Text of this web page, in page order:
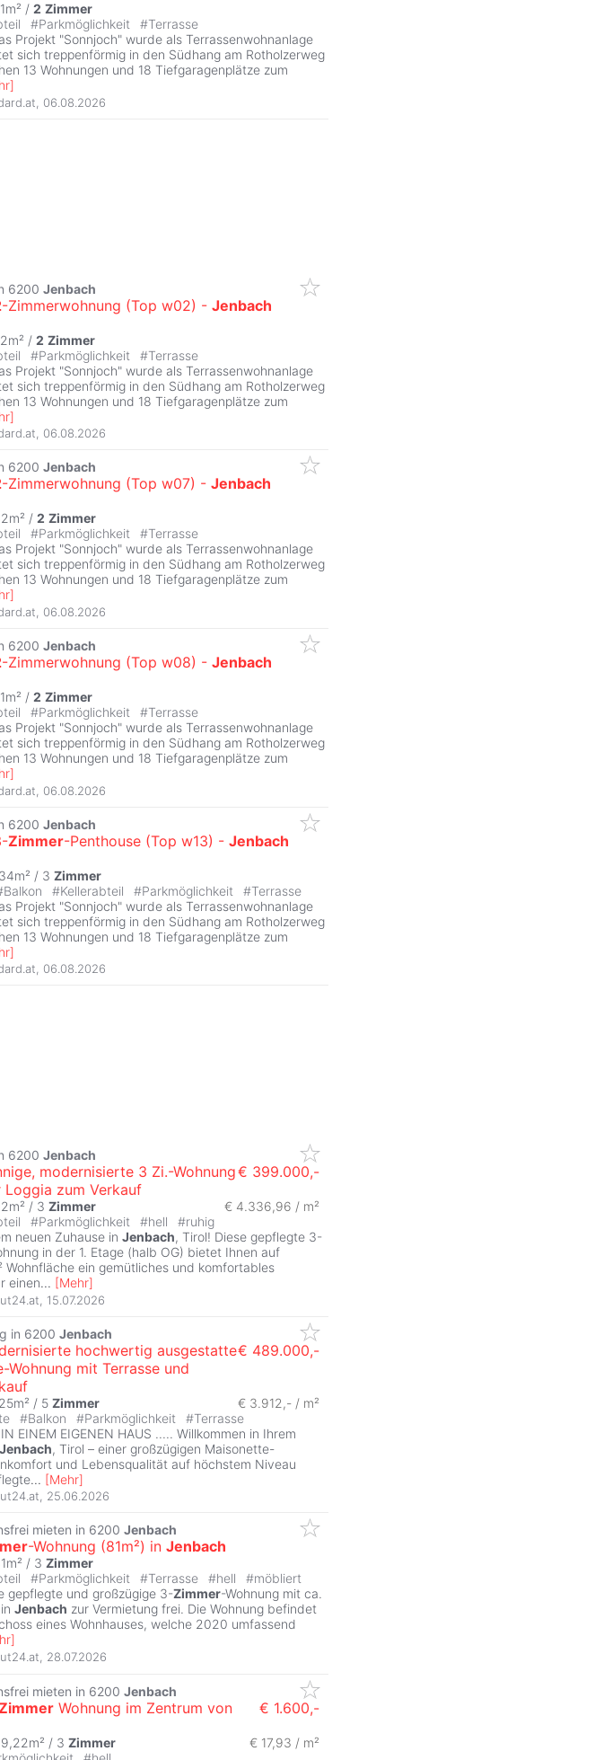
/ 2 Zimmer
#Parkmöglichkeit #Terrasse
Projekt "Sonnjoch" wurde als Terrassenwohnanlage
sich treppenförmig in den Südhang am Rotholzerweg
13 Wohnungen und 18 Tiefgaragenplätze zum
]
06.08.2026
6200 Jenbach
-Zimmerwohnung (Top w02) - Jenbach
/ 2 Zimmer
#Parkmöglichkeit #Terrasse
Projekt "Sonnjoch" wurde als Terrassenwohnanlage
sich treppenförmig in den Südhang am Rotholzerweg
13 Wohnungen und 18 Tiefgaragenplätze zum
]
, 06.08.2026
6200 Jenbach
-Zimmerwohnung (Top w07) - Jenbach
/ 2 Zimmer
#Parkmöglichkeit #Terrasse
Projekt "Sonnjoch" wurde als Terrassenwohnanlage
sich treppenförmig in den Südhang am Rotholzerweg
13 Wohnungen und 18 Tiefgaragenplätze zum
]
06.08.2026
6200 Jenbach
-Zimmerwohnung (Top w08) - Jenbach
/ 2 Zimmer
#Parkmöglichkeit #Terrasse
Projekt "Sonnjoch" wurde als Terrassenwohnanlage
sich treppenförmig in den Südhang am Rotholzerweg
13 Wohnungen und 18 Tiefgaragenplätze zum
]
06.08.2026
6200 Jenbach
Zimmer-Penthouse (Top w13) - Jenbach
/ 3 Zimmer
Balkon #Kellerabteil #Parkmöglichkeit #Terrasse
Projekt "Sonnjoch" wurde als Terrassenwohnanlage
sich treppenförmig in den Südhang am Rotholzerweg
13 Wohnungen und 18 Tiefgaragenplätze zum
]
06.08.2026
6200 Jenbach
modernisierte 3 Zi.-Wohnung
zum Verkauf
€ 399.000,-
/ 3 Zimmer
€ 4.336,96 / m²
#Parkmöglichkeit #hell #ruhig
neuen Zuhause in Jenbach, Tirol! Diese gepflegte 3-
in der 1. Etage (halb OG) bietet Ihnen auf
Wohnfläche ein gemütliches und komfortables
einen... [Mehr]
15.07.2026
in 6200 Jenbach
hochwertig ausgestatte
Wohnung mit Terrasse und
€ 489.000,-
/ 5 Zimmer
€ 3.912,- / m²
#Balkon #Parkmöglichkeit #Terrasse
EINEM EIGENEN HAUS ..... Willkommen in Ihrem
Jenbach, Tirol – einer großzügigen Maisonette-
und Lebensqualität auf höchstem Niveau
... [Mehr]
, 25.06.2026
mieten in 6200 Jenbach
-Wohnung (81m²) in Jenbach
/ 3 Zimmer
#Parkmöglichkeit #Terrasse #hell #möbliert
gepflegte und großzügige 3-Zimmer-Wohnung mit ca.
Jenbach zur Vermietung frei. Die Wohnung befindet
eines Wohnhauses, welche 2020 umfassend
]
28.07.2026
mieten in 6200 Jenbach
Wohnung im Zentrum von
€ 1.600,-
/ 3 Zimmer
€ 17,93 / m²